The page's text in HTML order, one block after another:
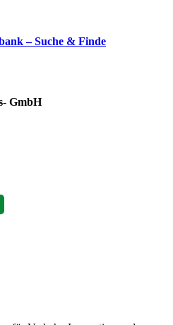
– Suche & Finde
GmbH